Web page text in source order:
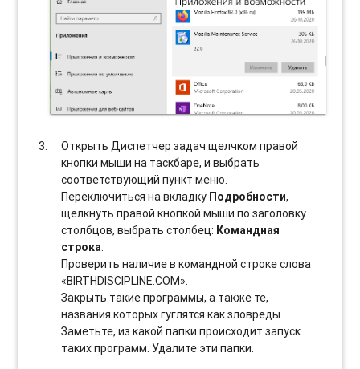
Открыть Диспетчер задач щелчком правой
кнопки мыши на таскбаре, и выбрать
соотвeтствующий пункт меню.
Переключиться на вкладку Подробности,
щелкнуть правой кнопкой мыши по заголовку
столбцов, выбрать столбец: Командная
строка.
Проверить наличие в командной строке слова
«BIRTHDISCIPLINE.COM».
Закрыть такие программы, а также те,
названия которых гуглятся как зловреды.
Заметьте, из какой папки происходит запуск
таких программ. Удалите эти папки.